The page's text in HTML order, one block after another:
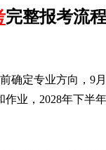
完整报考流程
确定专业方向，9
业，2028年下半